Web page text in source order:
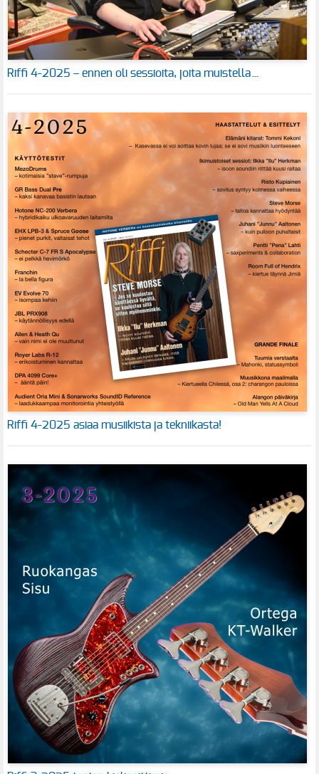
Riffi 4-2025 – ennen oli sessioita, joita muistella…
Riffi 4-2025 asiaa musiikista ja tekniikasta!